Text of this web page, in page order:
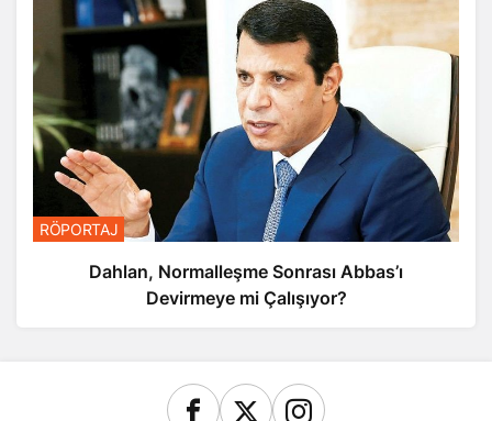
RÖPORTAJ
Dahlan, Normalleşme Sonrası Abbas’ı
Devirmeye mi Çalışıyor?